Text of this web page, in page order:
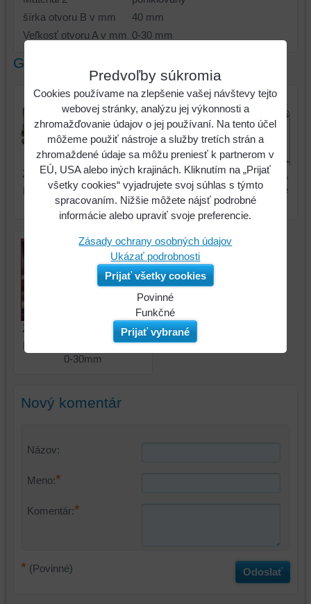
šírka otvoru B v mm
40 mm
Veľkosť otvoru A v mm 0-30 mm
Galéria
Zváracie škripcové kliešte,
pohyblivé upínacie čeľuste
0-30mm
Zváracie škripcové kliešte,
pohyblivé upínacie čeľuste
0-30mm
Zváracie škripcové kliešte,
pohyblivé upínacie čeľuste
0-30mm
Nový komentár
Názov:
Meno:*
Komentár:*
* (Povinné) Odoslať
Predvoľby súkromia
Cookies používame na zlepšenie vašej návštevy tejto
webovej stránky, analýzu jej výkonnosti a
zhromažďovanie údajov o jej používaní. Na tento účel
môžeme použiť nástroje a služby tretích strán a
zhromaždené údaje sa môžu preniesť k partnerom v
EÚ, USA alebo iných krajinách. Kliknutím na „Prijať
všetky cookies“ vyjadrujete svoj súhlas s týmto
spracovaním. Nižšie môžete nájsť podrobné
informácie alebo upraviť svoje preferencie.
Zásady ochrany osobných údajov
Ukázať podrobnosti
Prijať všetky cookies
Povinné
vašom
cookie
úložiská
na
a
Funkčné
zariadení
a
prehliadača),
sme
funkcie,
Prijať vybrané